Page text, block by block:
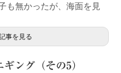
も無かったが、海面を見
事を見る
ング（その5）